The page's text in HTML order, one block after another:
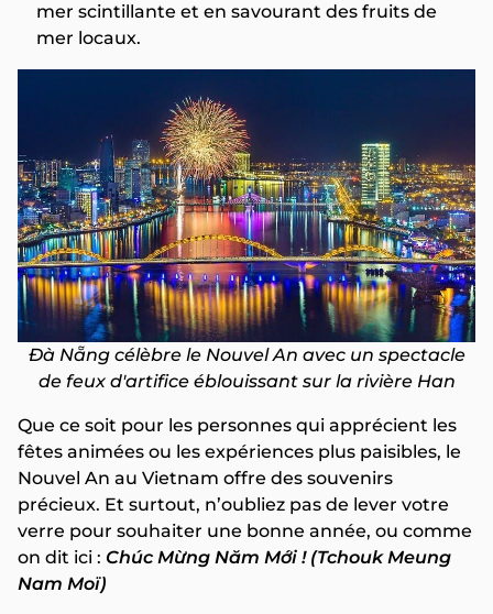
mer scintillante et en savourant des fruits de
mer locaux.
Đà Nẵng célèbre le Nouvel An avec un spectacle
de feux d'artifice éblouissant sur la rivière Han
Que ce soit pour les personnes qui apprécient les
fêtes animées ou les expériences plus paisibles, le
Nouvel An au Vietnam offre des souvenirs
précieux. Et surtout, n’oubliez pas de lever votre
verre pour souhaiter une bonne année, ou comme
on dit ici : Chúc Mừng Năm Mới ! (Tchouk Meung
Nam Moï)